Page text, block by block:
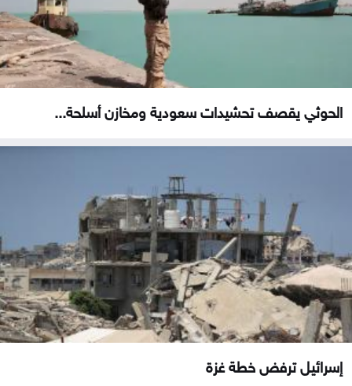
الحوثي يقصف تحشيدات سعودية ومخازن أسلحة...
إسرائيل ترفض خطة غزة